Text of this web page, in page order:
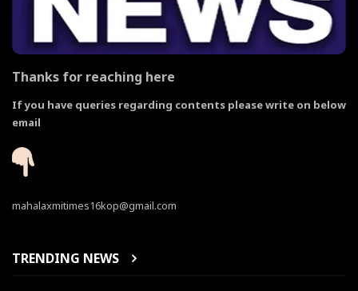
Thanks for reaching here
If you have queries regarding contents please write on below
email
mahalaxmitimes16kop@gmail.com
TRENDING NEWS